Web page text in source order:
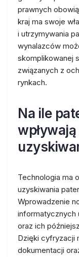
prawnych
kraj ma swoje
i utrzymywania
wynalazców
skomplikowanej
związanych z
rynkach.
Na ile
Technologia ma
uzyskiwania
Wprowadzenie
informatycznych
oraz ich
Dzięki cyfryzacji
dokumentacji